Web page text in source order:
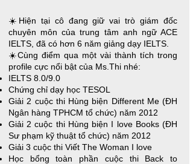
☀️Hiện tại cô đang giữ vai trò giám đốc
chuyên môn của trung tâm anh ngữ ACE
IELTS, đã có hơn 6 năm giảng dạy IELTS.
☀️Cùng điểm qua một vài thành tích trong
profile cực nổi bật của Ms.Thi nhé:
IELTS 8.0/9.0​
Chứng chỉ dạy học TESOL
Giải 2 cuộc thi Hùng biện Different Me (ĐH
Ngân hàng TPHCM tổ chức) năm 2012
Giải 2 cuộc thi Hùng biện I love Books (ĐH
Sư phạm kỹ thuật tổ chức) năm 2012
Giải 3 cuộc thi Viết The Woman I love
Học bổng toàn phần cuộc thi Back to